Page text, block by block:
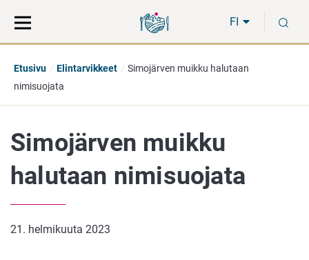
suoraan
sisältöön
koko
sivuston
FI
Etusivu Elintarvikkeet
Simojärven muikku halutaan
nimisuojata
Simojärven muikku
halutaan nimisuojata
21. helmikuuta 2023